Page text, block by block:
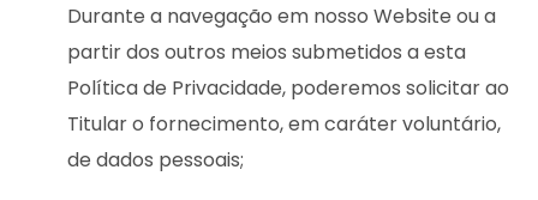
Durante a navegação em nosso Website ou a
partir dos outros meios submetidos a esta
Política de Privacidade, poderemos solicitar ao
Titular o fornecimento, em caráter voluntário,
de dados pessoais;